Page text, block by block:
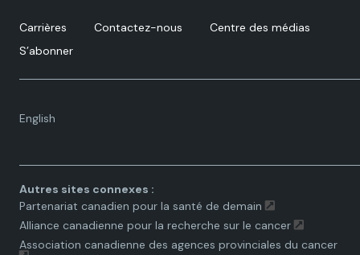
Carrières Contactez-nous
Centre des médias
S’abonner
English
Language
Autres sites connexes :
Partenariat canadien pour la santé de demain
Alliance canadienne pour la recherche sur le cancer
Association canadienne des agences provinciales du cancer